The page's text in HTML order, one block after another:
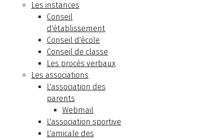
Les instances
Conseil
d'établissement
Conseil d'école
Conseil de classe
Les procès verbaux
Les associations
L'association des
parents
Webmail
L'association sportive
L'amicale des